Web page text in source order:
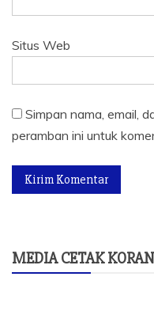
Situs Web
Simpan nama, email,
peramban ini untuk
MEDIA CETAK